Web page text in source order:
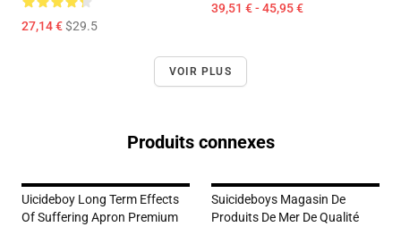
27,14 €$29.5
39,51 € - 45,95 €
VOIR PLUS
Produits connexes
Uicideboy Long Term Effects
Of Suffering Apron Premium
Suicideboys Magasin De
Produits De Mer De Qualité